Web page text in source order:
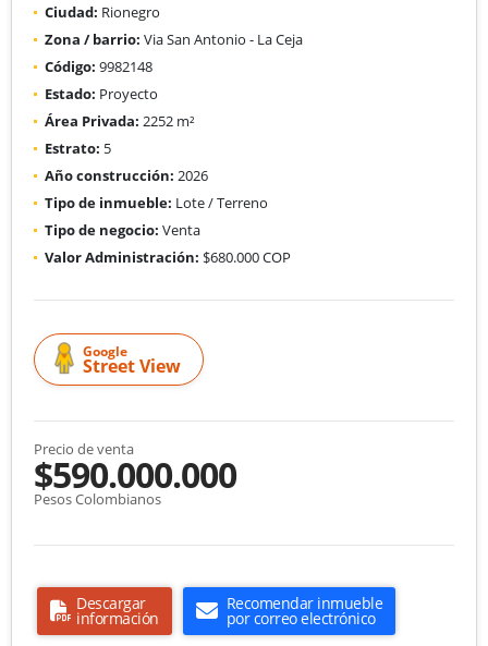
Ciudad: Rionegro
Zona / barrio: Via San Antonio - La Ceja
Código: 9982148
Estado: Proyecto
Área Privada: 2252 m²
Estrato: 5
Año construcción: 2026
Tipo de inmueble: Lote / Terreno
Tipo de negocio: Venta
Valor Administración: $680.000 COP
Google
Street View
Precio de venta
$590.000.000
Pesos Colombianos
Descargar
información
Recomendar inmueble
por correo electrónico